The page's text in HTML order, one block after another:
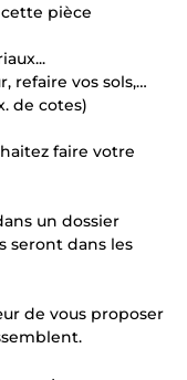
pièce
refaire vos sols,…
de cotes)
faire votre
un dossier
seront dans les
de vous proposer